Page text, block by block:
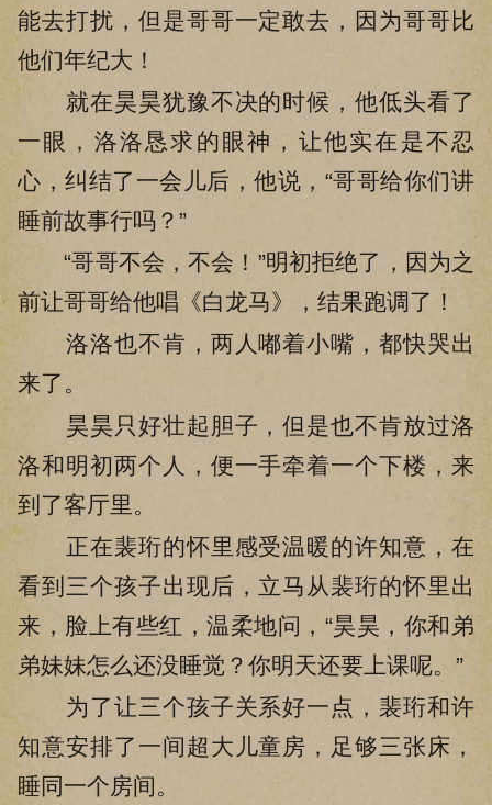
能去打扰，但是哥哥一定敢去，因为哥哥比
他们年纪大！
就在昊昊犹豫不决的时候，他低头看了
一眼，洛洛恳求的眼神，让他实在是不忍
心，纠结了一会儿后，他说，“哥哥给你们讲
睡前故事行吗？”
“哥哥不会，不会！”明初拒绝了，因为之
前让哥哥给他唱《白龙马》，结果跑调了！
洛洛也不肯，两人嘟着小嘴，都快哭出
来了。
昊昊只好壮起胆子，但是也不肯放过洛
洛和明初两个人，便一手牵着一个下楼，来
到了客厅里。
正在裴珩的怀里感受温暖的许知意，在
看到三个孩子出现后，立马从裴珩的怀里出
来，脸上有些红，温柔地问，“昊昊，你和弟
弟妹妹怎么还没睡觉？你明天还要上课呢。”
为了让三个孩子关系好一点，裴珩和许
知意安排了一间超大儿童房，足够三张床，
睡同一个房间。